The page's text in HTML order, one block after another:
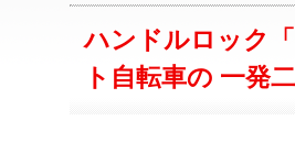
ハンドルロック
ト自転車の 一発